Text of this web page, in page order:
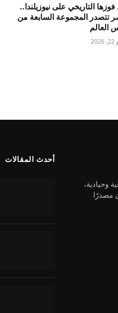
فوزها التاريخي على نيوزيلندا..
تتصدر المجموعة السابعة من
العالم
وحيادية،
مصدرًا
أحدث المقالات